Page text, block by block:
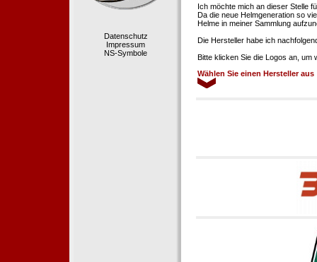
Datenschutz
Impressum
NS-Symbole
Ich möchte mich an dieser Stelle
Da die neue Helmgeneration so
Helme in meiner Sammlung
Die Hersteller habe ich
Bitte klicken Sie die Logos an, um
Wählen Sie einen Hersteller aus